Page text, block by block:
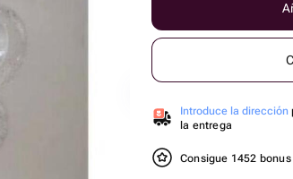
Introduce la dirección
la entrega
Consigue 1452 bonus